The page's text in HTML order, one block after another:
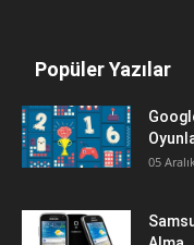
Popüler Yazılar
05